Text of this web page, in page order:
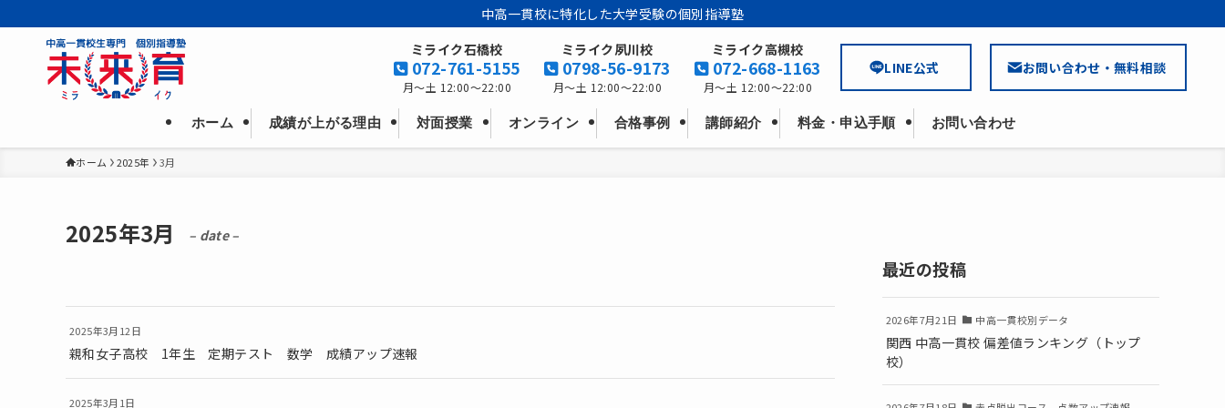
中高一貫校に特化した大学受験の個別指導塾
ホーム 成績が上がる理由 対面授業 オンライン 合格事例 講師紹介 料金・申込手順 お問い合わせ
ミライク石橋校
072-761-5155
月～土 12:00～22:00
ミライク夙川校
0798-56-9173
月～土 12:00～22:00
ミライク高槻校
072-668-1163
月～土 12:00～22:00
LINE公式 お問い合わせ・無料相談
ホーム 2025年 3月
2025年3月 – date –
2025年3月12日
親和女子高校 1年生 定期テスト 数学 成績アップ速報
2025年3月1日
最近の投稿
2026年7月21日 中高一貫校別データ
関西 中高一貫校 偏差値ランキング（トップ
校）